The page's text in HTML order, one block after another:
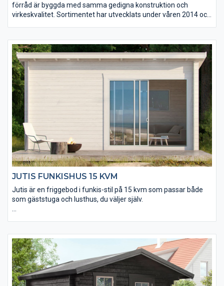
förråd är byggda med samma gedigna konstruktion och
virkeskvalitet. Sortimentet har utvecklats under våren 2014 och
JUTIS FUNKISHUS 15 KVM
Jutis är en friggebod i funkis-stil på 15 kvm som passar både
som gäststuga och lusthus, du väljer själv.
• Taket utgörs av en slätspontspanel som är ändspontad
• Golvet och takpanelen är möbeltorr för god formstabilitet
• Takpaket med eller utan shingel kan köpas till
• Ett extra timmervarv kan köpas till